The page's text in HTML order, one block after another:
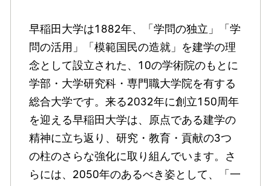
早稲田大学は1882年、「学問の独立」「学
問の活用」「模範国民の造就」を建学の理
念として設立された、10の学術院のもとに
学部・大学研究科・専門職大学院を有する
総合大学です。来る2032年に創立150周年
を迎える早稲田大学は、原点である建学の
精神に立ち返り、研究・教育・貢献の3つ
の柱のさらな強化に取り組んでいます。さ
らには、2050年のあるべき姿として、「一